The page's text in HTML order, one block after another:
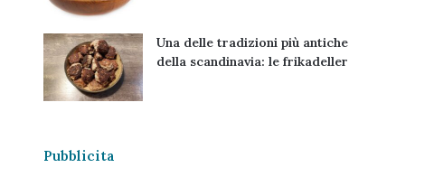
Una delle tradizioni più antiche
della scandinavia: le frikadeller
Pubblicita